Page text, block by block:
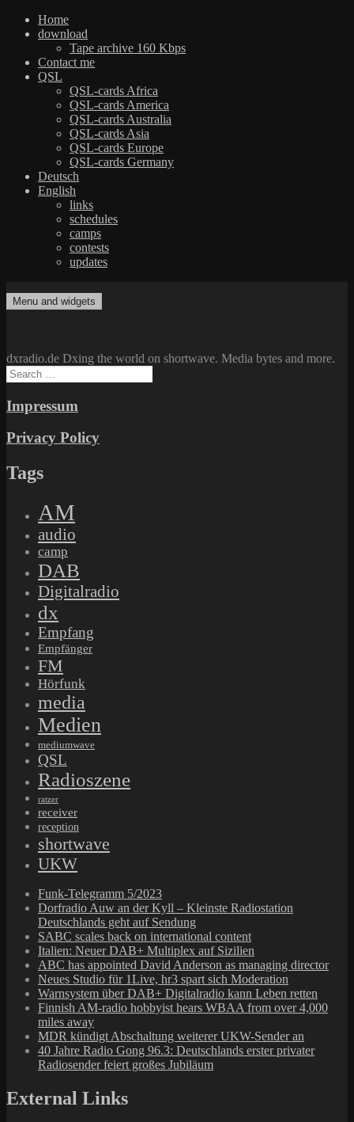
Home
download
Tape archive 160 Kbps
Contact me
QSL
QSL-cards Africa
QSL-cards America
QSL-cards Australia
QSL-cards Asia
QSL-cards Europe
QSL-cards Germany
Deutsch
English
links
schedules
camps
contests
updates
to
dxradio.de
DXing the world on shortwave
Menu and widgets
dxradio.de Dxing the world on shortwave. Media bytes and more.
Search
for:
Impressum
Privacy Policy
Tags
AM
audio
camp
DAB
Digitalradio
dx
Empfang
Empfänger
FM
Hörfunk
media
Medien
mediumwave
QSL
Radioszene
ratzer
receiver
reception
shortwave
UKW
Funk-Telegramm 5/2023
Dorfradio Auw an der Kyll – Kleinste Radiostation
Deutschlands geht auf Sendung
SABC scales back on international content
Italien: Neuer DAB+ Multiplex auf Sizilien
ABC has appointed David Anderson as managing director
Neues Studio für 1Live, hr3 spart sich Moderation
Warnsystem über DAB+ Digitalradio kann Leben retten
Finnish AM-radio hobbyist hears WBAA from over 4,000
miles away
MDR kündigt Abschaltung weiterer UKW-Sender an
40 Jahre Radio Gong 96.3: Deutschlands erster privater
Radiosender feiert großes Jubiläum
External Links